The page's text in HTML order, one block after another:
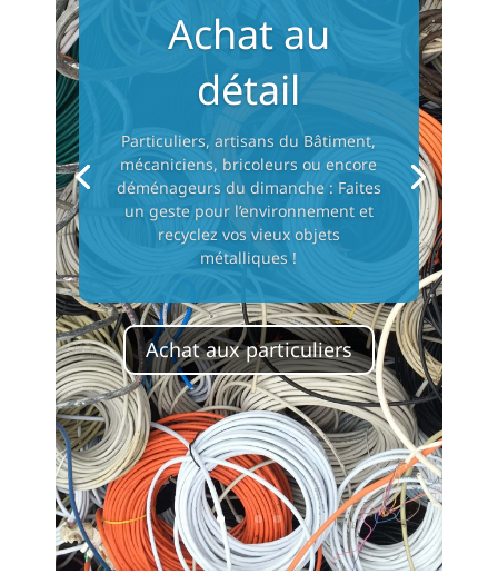
Achat au
détail
Particuliers, artisans du Bâtiment,
mécaniciens, bricoleurs ou encore
déménageurs du dimanche : Faites
un geste pour l’environnement et
recyclez vos vieux objets
métalliques !
Achat aux particuliers